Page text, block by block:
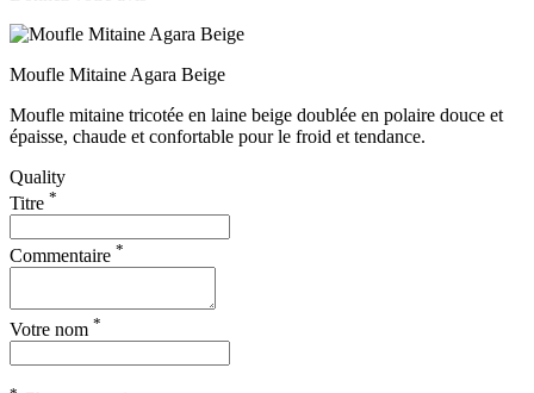
Moufle Mitaine Agara Beige
Moufle mitaine tricotée en laine beige doublée en polaire douce et
épaisse, chaude et confortable pour le froid et tendance.
Quality
Titre *
Commentaire *
Votre nom *